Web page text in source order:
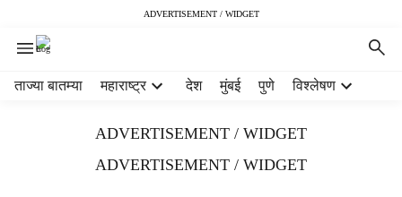
ADVERTISEMENT / WIDGET
ताज्या बातम्या महाराष्ट्र देश मुंबई पुणे विश्लेषण
ADVERTISEMENT / WIDGET
ADVERTISEMENT / WIDGET